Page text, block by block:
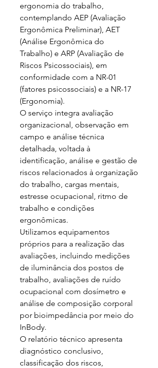
ergonomia do trabalho,
contemplando AEP (Avaliação
Ergonômica Preliminar), AET
(Análise Ergonômica do
Trabalho) e ARP (Avaliação de
Riscos Psicossociais), em
conformidade com a NR-01
(fatores psicossociais) e a NR-17
(Ergonomia).
O serviço integra avaliação
organizacional, observação em
campo e análise técnica
detalhada, voltada à
identificação, análise e gestão de
riscos relacionados à organização
do trabalho, cargas mentais,
estresse ocupacional, ritmo de
trabalho e condições
ergonômicas.
Utilizamos equipamentos
próprios para a realização das
avaliações, incluindo medições
de iluminância dos postos de
trabalho, avaliações de ruído
ocupacional com dosímetro e
análise de composição corporal
por bioimpedância por meio do
InBody.
O relatório técnico apresenta
diagnóstico conclusivo,
classificação dos riscos,